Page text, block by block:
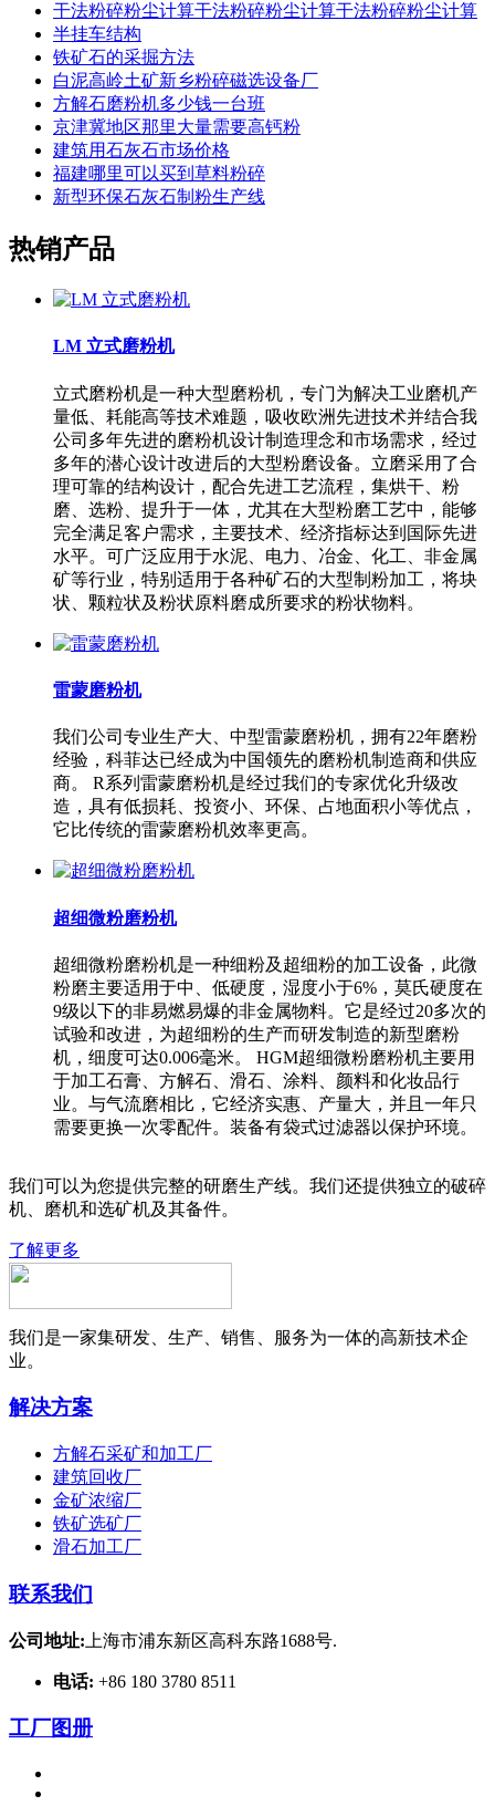
干法粉碎粉尘计算干法粉碎粉尘计算干法粉碎粉尘计算
半挂车结构
铁矿石的采掘方法
白泥高岭土矿新乡粉碎磁选设备厂
方解石磨粉机多少钱一台班
京津冀地区那里大量需要高钙粉
建筑用石灰石市场价格
福建哪里可以买到草料粉碎
新型环保石灰石制粉生产线
热销产品
LM 立式磨粉机
立式磨粉机是一种大型磨粉机，专门为解决工业磨机产
量低、耗能高等技术难题，吸收欧洲先进技术并结合我
公司多年先进的磨粉机设计制造理念和市场需求，经过
多年的潜心设计改进后的大型粉磨设备。立磨采用了合
理可靠的结构设计，配合先进工艺流程，集烘干、粉
磨、选粉、提升于一体，尤其在大型粉磨工艺中，能够
完全满足客户需求，主要技术、经济指标达到国际先进
水平。可广泛应用于水泥、电力、冶金、化工、非金属
矿等行业，特别适用于各种矿石的大型制粉加工，将块
状、颗粒状及粉状原料磨成所要求的粉状物料。
雷蒙磨粉机
我们公司专业生产大、中型雷蒙磨粉机，拥有22年磨粉
经验，科菲达已经成为中国领先的磨粉机制造商和供应
商。 R系列雷蒙磨粉机是经过我们的专家优化升级改
造，具有低损耗、投资小、环保、占地面积小等优点，
它比传统的雷蒙磨粉机效率更高。
超细微粉磨粉机
超细微粉磨粉机是一种细粉及超细粉的加工设备，此微
粉磨主要适用于中、低硬度，湿度小于6%，莫氏硬度在
9级以下的非易燃易爆的非金属物料。它是经过20多次的
试验和改进，为超细粉的生产而研发制造的新型磨粉
机，细度可达0.006毫米。 HGM超细微粉磨粉机主要用
于加工石膏、方解石、滑石、涂料、颜料和化妆品行
业。与气流磨相比，它经济实惠、产量大，并且一年只
需要更换一次零配件。装备有袋式过滤器以保护环境。
我们可以为您提供完整的研磨生产线。我们还提供独立的破碎
机、磨机和选矿机及其备件。
了解更多
我们是一家集研发、生产、销售、服务为一体的高新技术企
业。
解决方案
方解石采矿和加工厂
建筑回收厂
金矿浓缩厂
铁矿选矿厂
滑石加工厂
联系我们
公司地址: 上海市浦东新区高科东路1688号.
电话: +86 180 3780 8511
工厂图册